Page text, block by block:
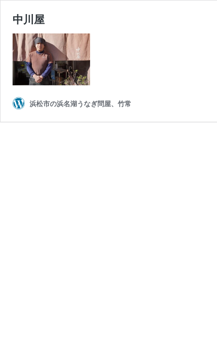
中川屋
浜松市の浜名湖うなぎ問屋、竹常